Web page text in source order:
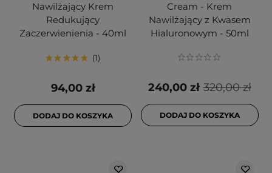
Nawilżający Krem
Redukujący
Zaczerwienienia - 40ml
1
94,00 zł
DODAJ DO KOSZYKA
Cream - Krem
Nawilżający z Kwasem
Hialuronowym - 50ml
320,00 zł
240,00 zł
DODAJ DO KOSZYKA